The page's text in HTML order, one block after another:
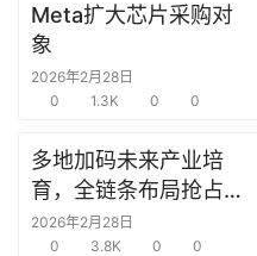
创
投
商
机
Meta扩大芯片采购对
象
2026年2月28日
0
1.3K 0 0
多地加码未来产业培
育，全链条布局抢占新
赛道先机
2026年2月28日
0
3.8K 0 0